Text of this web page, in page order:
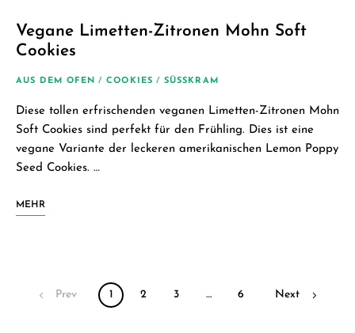
Vegane Limetten-Zitronen Mohn Soft
Cookies
AUS DEM OFEN / COOKIES / SÜSSKRAM
Diese tollen erfrischenden veganen Limetten-Zitronen Mohn
Soft Cookies sind perfekt für den Frühling. Dies ist eine
vegane Variante der leckeren amerikanischen Lemon Poppy
Seed Cookies. …
MEHR
PostsPrev 1 2 3 … 6 Next